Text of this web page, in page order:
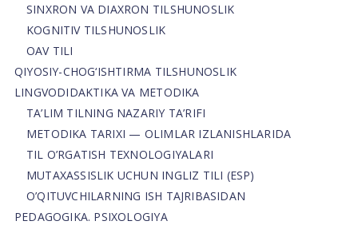
SINXRON VA DIAXRON TILSHUNOSLIK
KOGNITIV TILSHUNOSLIK
OAV TILI
QIYOSIY-CHOG‘ISHTIRMA TILSHUNOSLIK
LINGVODIDAKTIKA VA METODIKA
TA’LIM TILNING NAZARIY TA’RIFI
METODIKA TARIXI — OLIMLAR IZLANISHLARIDA
TIL O’RGATISH TEXNOLOGIYALARI
MUTAXASSISLIK UCHUN INGLIZ TILI (ESP)
O’QITUVCHILARNING ISH TAJRIBASIDAN
PEDAGOGIKA. PSIXOLOGIYA